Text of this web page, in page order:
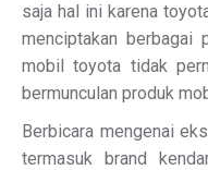
saja hal ini karena
menciptakan berbagai
mobil toyota tidak
bermunculan produk
Berbicara mengenai
termasuk brand